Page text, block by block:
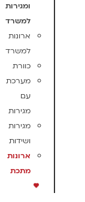
ומגירות
למשרד
ארונות
למשרד
כוורת
מערכת
עם
מגירות
מגירות
ושידות
ארונות
מתכת